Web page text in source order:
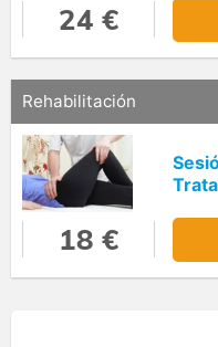
24 €
Rehabilitación
18 €